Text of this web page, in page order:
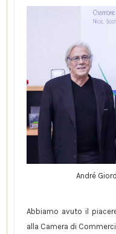
André
Abbiamo avuto il
alla Camera di